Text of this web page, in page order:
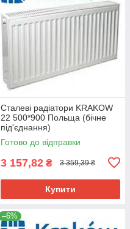
Сталеві радіатори KRAKOW
22 500*900 Польща (бічне
під'єднання)
Готово до відправки
3 157,82 ₴ 3 359,39 ₴
Купити
–6%